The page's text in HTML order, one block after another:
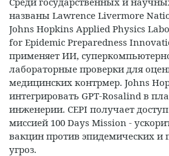
названы Lawrence Livermore
Johns Hopkins Applied Physics
for Epidemic Preparedness
применяет ИИ,
лабораторные проверки для
медицинских контрмер. Johns
интегрировать GPT‑Rosalind в
инженерии. CEPI получает доступ
миссией 100 Days Mission -
вакцин против эпидемических и
угроз.